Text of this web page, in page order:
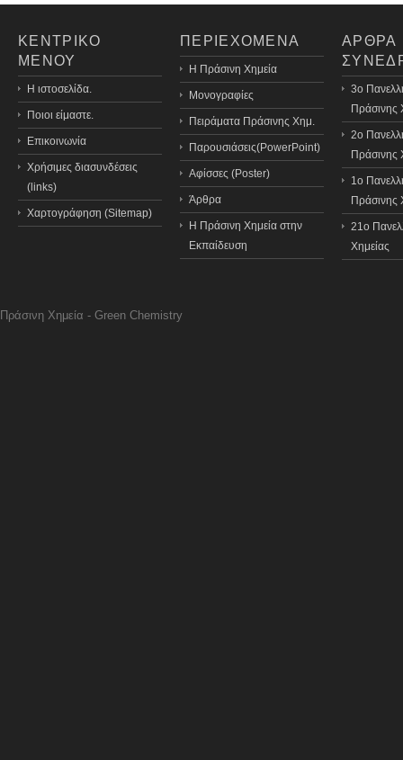
ΚΕΝΤΡΙΚΟ
ΜΕΝΟΥ
Η ιστοσελίδα.
Ποιοι είμαστε.
Επικοινωνία
Χρήσιμες διασυνδέσεις
(links)
Χαρτογράφηση (Sitemap)
ΠΕΡΙΕΧΟΜΕΝΑ
H Πράσινη Χημεία
Μονογραφίες
Πειράματα Πράσινης Χημ.
Παρουσιάσεις(PowerPoint)
Αφίσσες (Poster)
Άρθρα
Η Πράσινη Χημεία στην
Εκπαίδευση
ΑΡΘΡΑ
3o
Πράσινης
2ο
Πράσινης
1ο
Πράσινης
21o
Χημείας
Πράσινη Χημεία - Green Chemistry